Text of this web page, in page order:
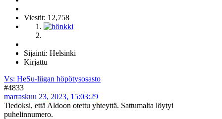
Viestit: 12,758
Sijainti: Helsinki
Kirjattu
Vs: HeSu-liigan höpötysosasto
#4833
marraskuu 23, 2023, 15:03:29
Tiedoksi, että Aldoon otettu yhteyttä. Sattumalta löytyi
puhelinnumero.